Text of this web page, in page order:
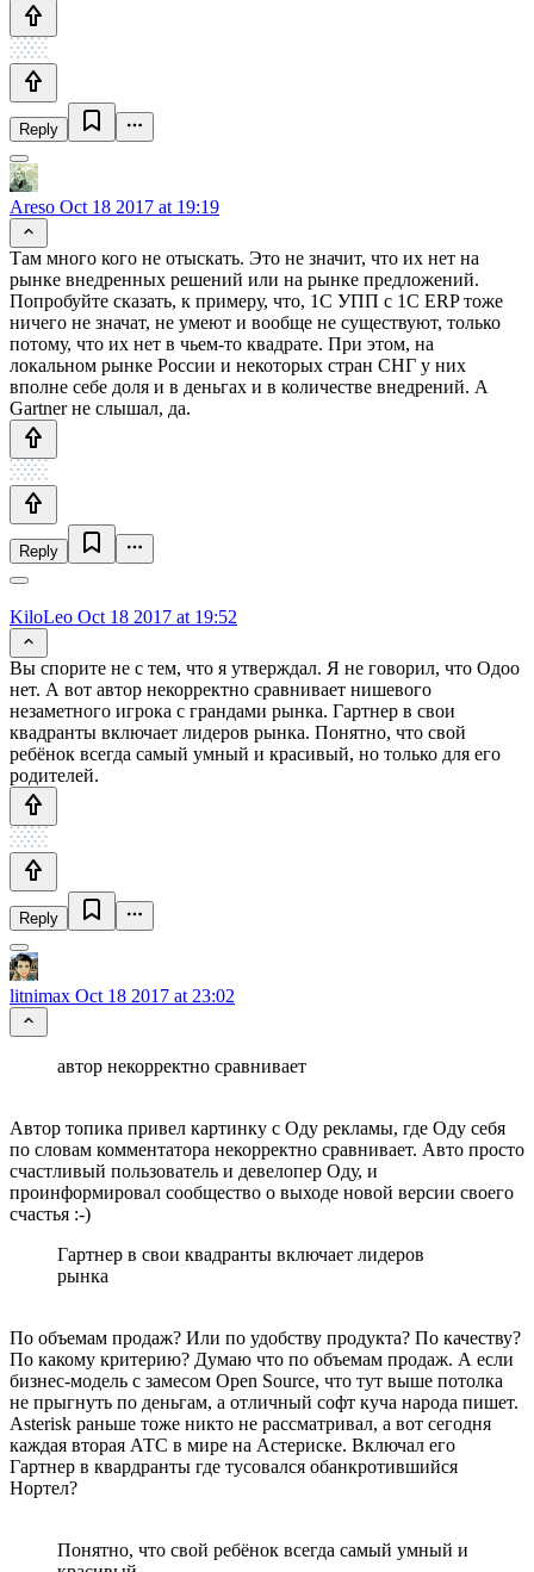
Reply
Areso Oct 18 2017 at 19:19
Там много кого не отыскать. Это не значит, что их нет на
рынке внедренных решений или на рынке предложений.
Попробуйте сказать, к примеру, что, 1С УПП с 1С ERP тоже
ничего не значат, не умеют и вообще не существуют, только
потому, что их нет в чьем-то квадрате. При этом, на
локальном рынке России и некоторых стран СНГ у них
вполне себе доля и в деньгах и в количестве внедрений. А
Gartner не слышал, да.
Reply
KiloLeo Oct 18 2017 at 19:52
Вы спорите не с тем, что я утверждал. Я не говорил, что Одоо
нет. А вот автор некорректно сравнивает нишевого
незаметного игрока с грандами рынка. Гартнер в свои
квадранты включает лидеров рынка. Понятно, что свой
ребёнок всегда самый умный и красивый, но только для его
родителей.
Reply
litnimax Oct 18 2017 at 23:02
автор некорректно сравнивает
Автор топика привел картинку с Оду рекламы, где Оду себя
по словам комментатора некорректно сравнивает. Авто просто
счастливый пользователь и девелопер Оду, и
проинформировал сообщество о выходе новой версии своего
счастья :-)
Гартнер в свои квадранты включает лидеров
рынка
По объемам продаж? Или по удобству продукта? По качеству?
По какому критерию? Думаю что по объемам продаж. А если
бизнес-модель с замесом Open Source, что тут выше потолка
не прыгнуть по деньгам, а отличный софт куча народа пишет.
Asterisk раньше тоже никто не рассматривал, а вот сегодня
каждая вторая АТС в мире на Астериске. Включал его
Гартнер в квардранты где тусовался обанкротившийся
Нортел?
Понятно, что свой ребёнок всегда самый умный и